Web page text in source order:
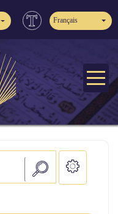
Français